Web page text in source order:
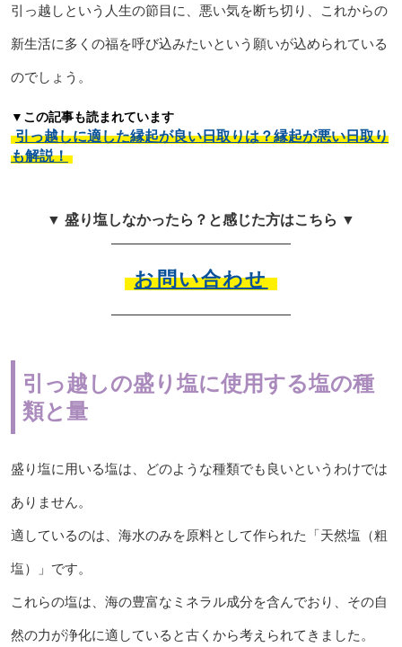
引っ越しという人生の節目に、悪い気を断ち切り、これからの
新生活に多くの福を呼び込みたいという願いが込められている
のでしょう。
▼この記事も読まれています
引っ越しに適した縁起が良い日取りは？縁起が悪い日取り
も解説！
▼ 盛り塩しなかったら？と感じた方はこちら ▼
お問い合わせ
引っ越しの盛り塩に使用する塩の種
類と量
盛り塩に用いる塩は、どのような種類でも良いというわけでは
ありません。
適しているのは、海水のみを原料として作られた「天然塩（粗
塩）」です。
これらの塩は、海の豊富なミネラル成分を含んでおり、その自
然の力が浄化に適していると古くから考えられてきました。